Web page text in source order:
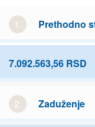
1. Prethodno
7.092.563,56 RSD
2. Zaduženje